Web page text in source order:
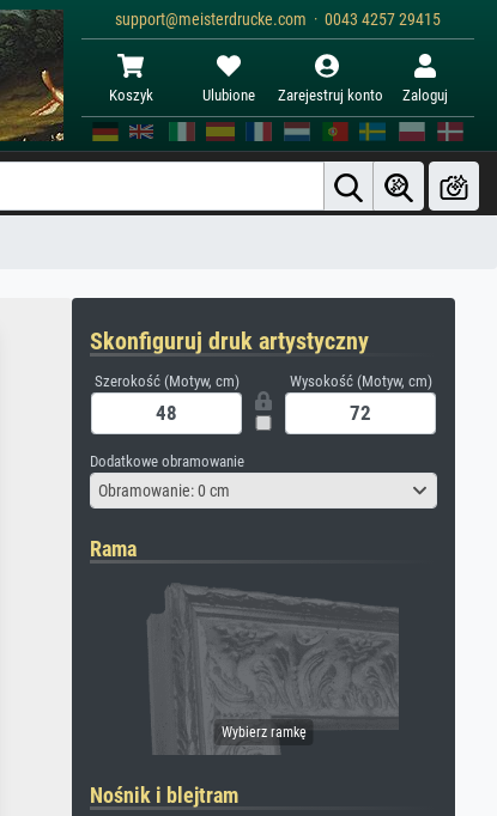
support@meisterdrucke.com · 0043 4257 29415
Koszyk Ulubione Zarejestruj konto Zaloguj
Skonfiguruj druk artystyczny
Szerokość (Motyw, cm) Wysokość (Motyw, cm)
Dodatkowe obramowanie
Obramowanie: 0 cm
Rama
Nośnik i blejtram